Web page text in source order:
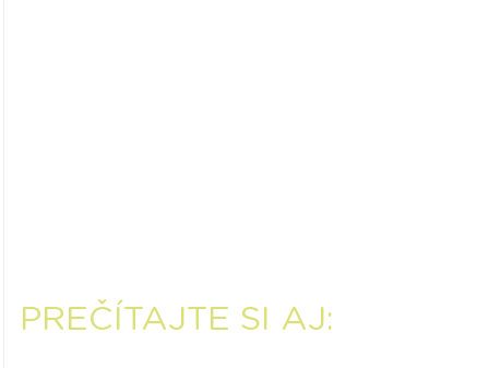
PREČÍTAJTE SI AJ: